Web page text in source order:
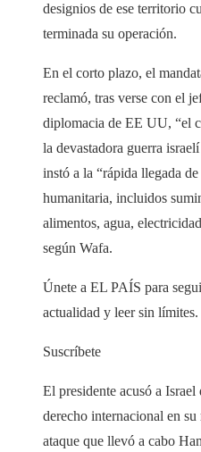
designios de ese territorio
terminada su operación.
En el corto plazo, el
reclamó, tras verse con el
diplomacia de EE UU, “el
la devastadora guerra
instó a la “rápida llegada de
humanitaria, incluidos
alimentos, agua,
según Wafa.
Únete a EL PAÍS para
actualidad y leer sin límites.
Suscríbete
El presidente acusó a Israel
derecho internacional en su
ataque que llevó a cabo